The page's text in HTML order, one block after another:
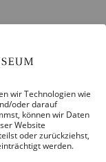
wir Technologien wie
oder darauf
können wir Daten
Website
oder zurückziehst,
werden.